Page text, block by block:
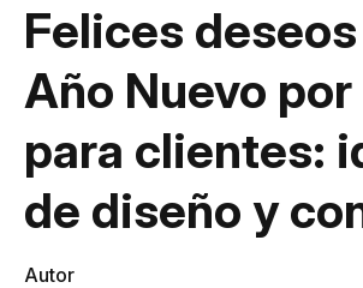
Felices
Año Nuevo
para clientes:
de diseño y
Autor